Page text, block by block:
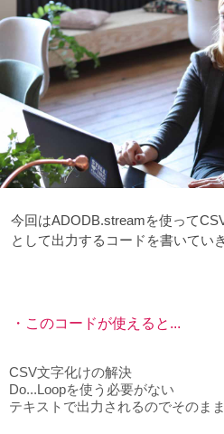
今回はADODB.streamを使って
として出力するコードを書いてい
・このコードが使えると...
CSV文字化けの解決
Do...Loopを使う必要がない
テキストで出力されるのでそのま